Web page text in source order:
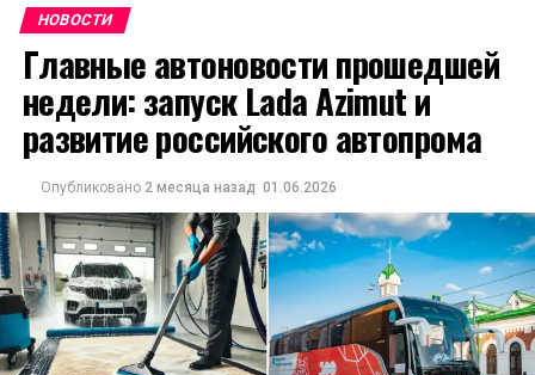
НОВОСТИ
Главные автоновости прошедшей
недели: запуск Lada Azimut и
развитие российского автопрома
Опубликовано 2 месяца назад 01.06.2026